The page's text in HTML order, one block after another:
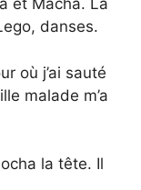
et Macha. La
danses.
où j’ai sauté
malade m’a
la tête. Il